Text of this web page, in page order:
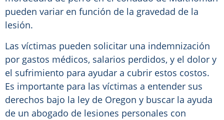
pueden variar en función de la gravedad de la
lesión.
Las víctimas pueden solicitar una indemnización
por gastos médicos, salarios perdidos, y el dolor y
el sufrimiento para ayudar a cubrir estos costos.
Es importante para las víctimas a entender sus
derechos bajo la ley de Oregon y buscar la ayuda
de un abogado de lesiones personales con